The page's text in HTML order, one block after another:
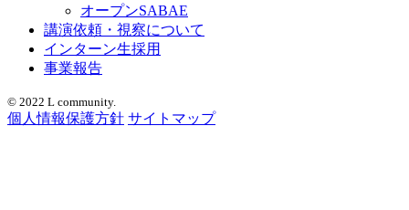
オープンSABAE
講演依頼・視察について
インターン生採用
事業報告
© 2022 L community.
個人情報保護方針 サイトマップ